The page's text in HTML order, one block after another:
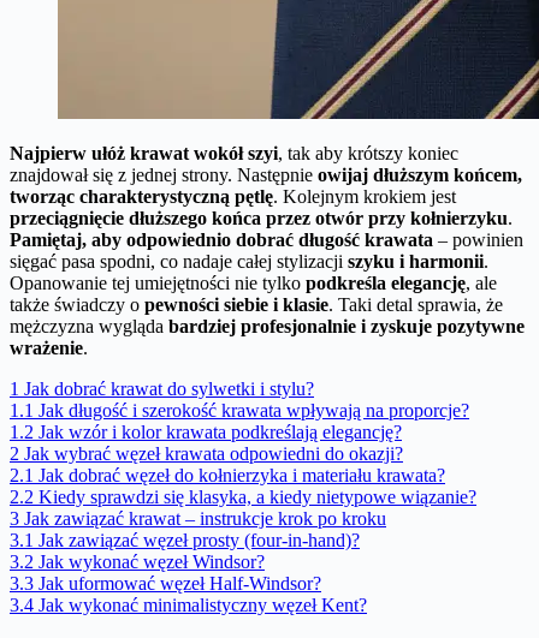
Najpierw ułóż krawat wokół szyi, tak aby krótszy koniec
znajdował się z jednej strony. Następnie owijaj dłuższym końcem,
tworząc charakterystyczną pętlę. Kolejnym krokiem jest
przeciągnięcie dłuższego końca przez otwór przy kołnierzyku.
Pamiętaj, aby odpowiednio dobrać długość krawata – powinien
sięgać pasa spodni, co nadaje całej stylizacji szyku i harmonii.
Opanowanie tej umiejętności nie tylko podkreśla elegancję, ale
także świadczy o pewności siebie i klasie. Taki detal sprawia, że
mężczyzna wygląda bardziej profesjonalnie i zyskuje pozytywne
wrażenie.
1 Jak dobrać krawat do sylwetki i stylu?
1.1 Jak długość i szerokość krawata wpływają na proporcje?
1.2 Jak wzór i kolor krawata podkreślają elegancję?
2 Jak wybrać węzeł krawata odpowiedni do okazji?
2.1 Jak dobrać węzeł do kołnierzyka i materiału krawata?
2.2 Kiedy sprawdzi się klasyka, a kiedy nietypowe wiązanie?
3 Jak zawiązać krawat – instrukcje krok po kroku
3.1 Jak zawiązać węzeł prosty (four-in-hand)?
3.2 Jak wykonać węzeł Windsor?
3.3 Jak uformować węzeł Half-Windsor?
3.4 Jak wykonać minimalistyczny węzeł Kent?